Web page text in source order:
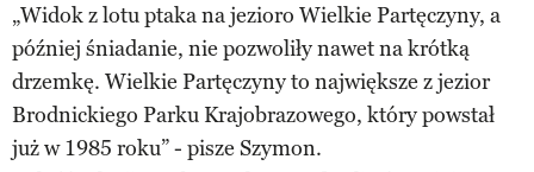
„Widok z lotu ptaka na jezioro Wielkie Partęczyny, a
później śniadanie, nie pozwoliły nawet na krótką
drzemkę. Wielkie Partęczyny to największe z jezior
Brodnickiego Parku Krajobrazowego, który powstał
już w 1985 roku” - pisze Szymon.